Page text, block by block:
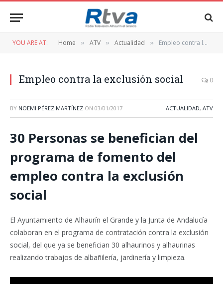
YOU ARE AT: Home » ATV » Actualidad » Empleo contra la exclusión social
Empleo contra la exclusión social 0
BY NOEMI PÉREZ MARTÍNEZ ON 03/01/2017 ACTUALIDAD, ATV
30 Personas se benefician del
programa de fomento del
empleo contra la exclusión
social
El Ayuntamiento de Alhaurín el Grande y la Junta de Andalucía
colaboran en el programa de contratación contra la exclusión
social, del que ya se benefician 30 alhaurinos y alhaurinas
realizando trabajos de albañilería, jardinería y limpieza.